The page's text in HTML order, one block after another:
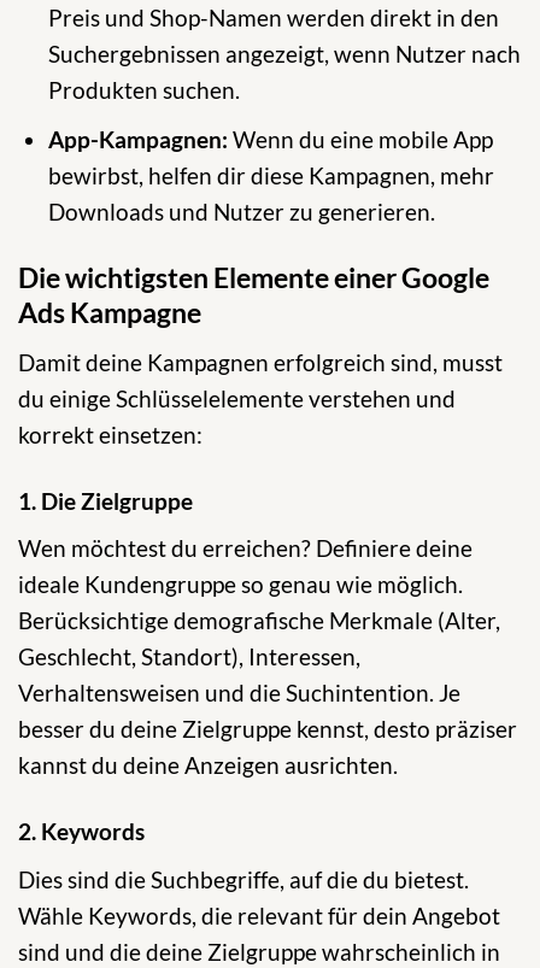
Preis und Shop-Namen werden direkt in den
Suchergebnissen angezeigt, wenn Nutzer nach
Produkten suchen.
App-Kampagnen: Wenn du eine mobile App
bewirbst, helfen dir diese Kampagnen, mehr
Downloads und Nutzer zu generieren.
Die wichtigsten Elemente einer Google
Ads Kampagne
Damit deine Kampagnen erfolgreich sind, musst
du einige Schlüsselelemente verstehen und
korrekt einsetzen:
1. Die Zielgruppe
Wen möchtest du erreichen? Definiere deine
ideale Kundengruppe so genau wie möglich.
Berücksichtige demografische Merkmale (Alter,
Geschlecht, Standort), Interessen,
Verhaltensweisen und die Suchintention. Je
besser du deine Zielgruppe kennst, desto präziser
kannst du deine Anzeigen ausrichten.
2. Keywords
Dies sind die Suchbegriffe, auf die du bietest.
Wähle Keywords, die relevant für dein Angebot
sind und die deine Zielgruppe wahrscheinlich in